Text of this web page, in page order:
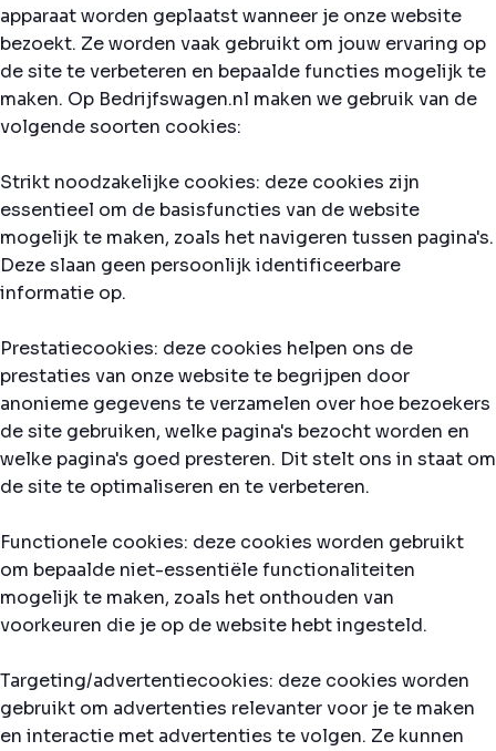
apparaat worden geplaatst wanneer je onze website
bezoekt. Ze worden vaak gebruikt om jouw ervaring op
de site te verbeteren en bepaalde functies mogelijk te
maken. Op Bedrijfswagen.nl maken we gebruik van de
volgende soorten cookies:
Strikt noodzakelijke cookies: deze cookies zijn
essentieel om de basisfuncties van de website
mogelijk te maken, zoals het navigeren tussen pagina's.
Deze slaan geen persoonlijk identificeerbare
informatie op.
Prestatiecookies: deze cookies helpen ons de
prestaties van onze website te begrijpen door
anonieme gegevens te verzamelen over hoe bezoekers
de site gebruiken, welke pagina's bezocht worden en
welke pagina's goed presteren. Dit stelt ons in staat om
de site te optimaliseren en te verbeteren.
Functionele cookies: deze cookies worden gebruikt
om bepaalde niet-essentiële functionaliteiten
mogelijk te maken, zoals het onthouden van
voorkeuren die je op de website hebt ingesteld.
Targeting/advertentiecookies: deze cookies worden
gebruikt om advertenties relevanter voor je te maken
en interactie met advertenties te volgen. Ze kunnen